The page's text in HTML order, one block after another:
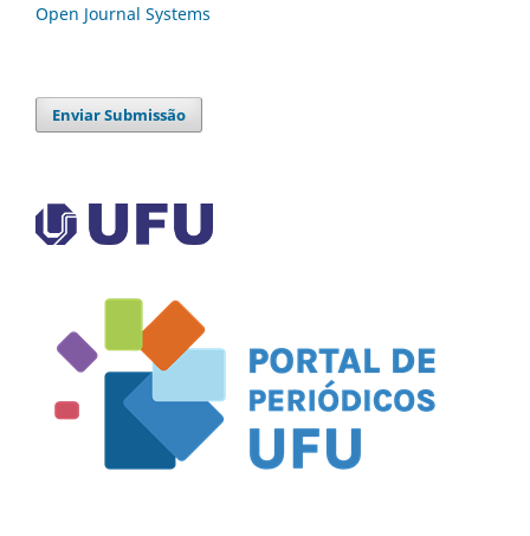
Open Journal Systems
Enviar Submissão